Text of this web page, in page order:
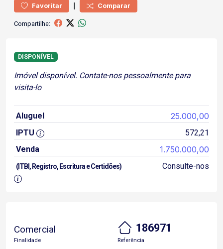
Favoritar | Comparar
Compartilhe:
DISPONÍVEL
Imóvel disponível. Contate-nos pessoalmente para
visita-lo
Aluguel 25.000,00
IPTU
572,21
Venda
1.750.000,00
(ITBI, Registro, Escritura e Certidões) Consulte-nos
Comercial
Finalidade
186971
Referência